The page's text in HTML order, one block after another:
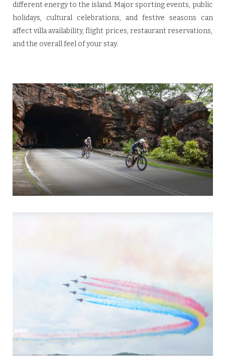
different energy to the island. Major sporting events, public
holidays, cultural celebrations, and festive seasons can
affect villa availability, flight prices, restaurant reservations,
and the overall feel of your stay.